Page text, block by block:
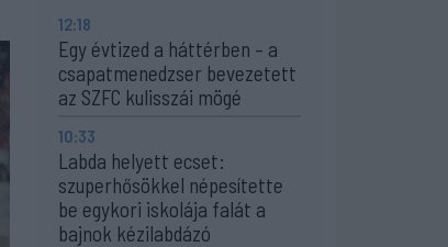
12:18
Egy évtized a háttérben – a
csapatmenedzser bevezetett
az SZFC kulisszái mögé
10:33
Labda helyett ecset:
szuperhősökkel népesítette
be egykori iskolája falát a
bajnok kézilabdázó